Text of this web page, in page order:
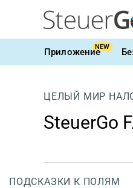
ПриложениеNEW
ЦЕЛЫЙ МИР
SteuerGo
ПОДСКАЗКИ К ПОЛЯМ